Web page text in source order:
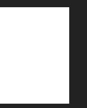
aplicación